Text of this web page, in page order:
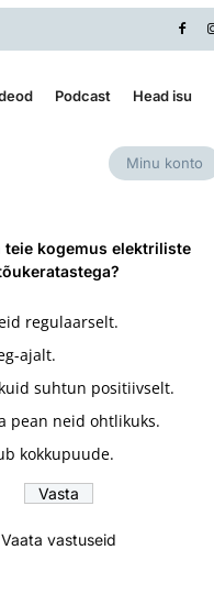
Podcast Head isu
Minu konto
teie kogemus elektriliste
regulaarselt.
ajalt.
suhtun positiivselt.
pean neid ohtlikuks.
kokkupuude.
Vaata vastuseid